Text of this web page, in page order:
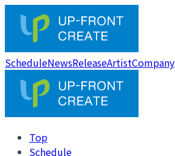
ScheduleNewsReleaseArtistCompany
Top
Schedule